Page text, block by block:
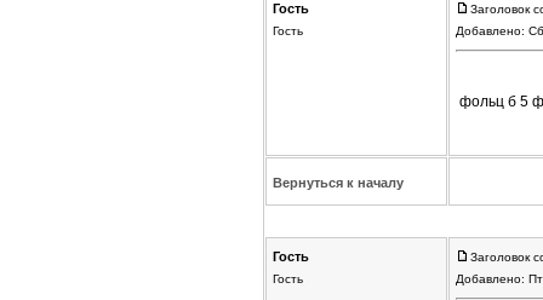
Гость
Гость
Заголовок
Добавлено:
фольц б 5
Вернуться к началу
Гость
Гость
Заголовок
Добавлено: